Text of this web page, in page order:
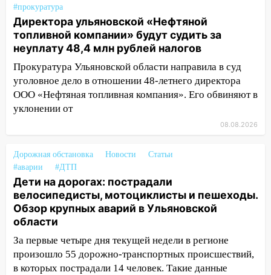
13:08 Ураган ударил по Ульяновску:
сорванные крыши, поваленные деревья,
затопленные улицы и остановившиеся
трамваи
12:17 Ульяновск накрыл крупный град:
после ливня город снова уходит под
воду
Прокуратура взяла на контроль
12:01
Пьяная женщина сбила
шестилетнего ребёнка на улице
Федерации: возбуждено уголовное дело
11:16 В Ульяновске ищут 37-летнего
мужчину, пропавшего ещё 19 июля
10:30 От мотофристайла до прогулки с
хаски: куда сходить в Ульяновской
#прокуратура
Директора ульяновской «Нефтяной
топливной компании» будут судить за
неуплату 48,4 млн рублей налогов
Прокуратура Ульяновской области направила в суд
уголовное дело в отношении 48-летнего директора
ООО «Нефтяная топливная компания». Его обвиняют в
уклонении от
08.08.2026
Дорожная обстановка Новости
Статьи
#аварии
#ДТП
Дети на дорогах: пострадали
велосипедисты, мотоциклисты и пешеходы.
Обзор крупных аварий в Ульяновской
области
За первые четыре дня текущей недели в регионе
произошло 55 дорожно-транспортных происшествий,
в которых пострадали 14 человек. Такие данные